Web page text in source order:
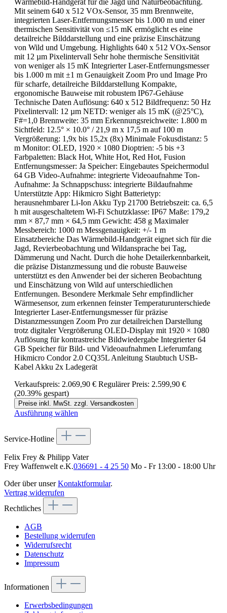
Wärmebild-Handgerät für die Jagd und Naturbeobachtung.
Mit seinem 640 x 512 VOx-Sensor, 35 mm Brennweite,
integrierten Laser-Entfernungsmesser bis 1.000 m und einer
thermischen Sensitivität von ≤15 mK ermöglicht es eine
detailreiche Bilddarstellung und eine präzise Einschätzung
von Wild und Umgebung. Highlights 640 x 512 VOx-Sensor
mit 12 µm Pixelintervall Sehr hohe thermische Sensitivität
von weniger als 15 mK Integrierter Laser-Entfernungsmesser
bis 1.000 m mit ±1 m Genauigkeit Zoom Pro und Image Pro
für scharfe, detailreiche Bilddarstellung Kompakte,
ergonomische Bauweise mit robustem IP67-Gehäuse
Technische Daten Auflösung: 640 x 512 Bildfrequenz: 50 Hz
Pixelintervall: 12 µm NETD: weniger als 15 mK (@25°C),
F#=1,0 Brennweite: 35 mm Erkennungsreichweite: 1.800 m
Sichtfeld: 12.5° × 10.0° / 21,9 m x 17,5 m auf 100 m
Vergrößerung: 1,9x bis 15,2x (8x) Minimale Fokusdistanz: 5
m Monitor: OLED, 1920 × 1080 Dioptrien: -5 bis +3
Farbpaletten: Black Hot, White Hot, Red Hot, Fusion
Entfernungsmesser: Ja Speicher: Eingebautes Speichermodul
64 GB Video-Aufnahme: integrierte Videoaufnahme Ton-
Aufnahme: Ja Schnappschuss: integrierte Bildaufnahme
Unterstützte App: Hikmicro Sight Batterietyp:
herausnehmbarer Li-Ion Akku Typ 21700 Betriebszeit: ca. 6,5
h mit ausgeschaltetem Wi-Fi Schutzklasse: IP67 Maße: 179,2
mm × 87,7 mm × 64,5 mm Gewicht: 458 g Maximaler
Messbereich: 1000 m Messgenauigkeit: +/- 1 m
Einsatzbereiche Das Wärmebild-Handgerät eignet sich für die
Jagd, Revierbeobachtung und Wildansprache bei Tag,
Dämmerung und Nacht. Durch die hohe Detailerkennbarkeit,
die präzise Distanzmessung und die robuste Bauweise
unterstützt es den Anwender bei der sicheren Beobachtung
und Einschätzung von Wild auf unterschiedlichen
Entfernungen. Besondere Merkmale Sehr empfindlicher
Wärmesensor, zum erkennen feinster Temperaturunterschiede
Integrierter Laser-Entfernungsmesser für präzise
Distanzmessungen Zoom Pro zur detailreichen Darstellung
trotz digitaler Vergrößerung OLED-Display mit 1920 × 1080
Auflösung für kontrastreiche Bildwiedergabe Integrierter 64
GB Speicher für Bild- und Videoaufnahmen Lieferumfang
Hikmicro Condor 2.0 CQ35L Anleitung Staubtuch USB-
Kabel Akku 2x Ladegerät
Verkaufspreis: 2.069,90 € Regulärer Preis: 2.599,90 €
(20.39% gespart)
Preise inkl. MwSt. zzgl. Versandkosten
Ausführung wählen
Service-Hotline
Felix Frey & Philipp Vater
Frey Waffenwelt e.K.036691 - 4 25 50 Mo - Fr 13:00 - 18:00 Uhr
Oder über unserKontaktformular.
Vertrag widerrufen
Rechtliches
AGB
Bestellung widerrufen
Widerrufsrecht
Datenschutz
Impressum
Informationen
Erwerbsbedingungen